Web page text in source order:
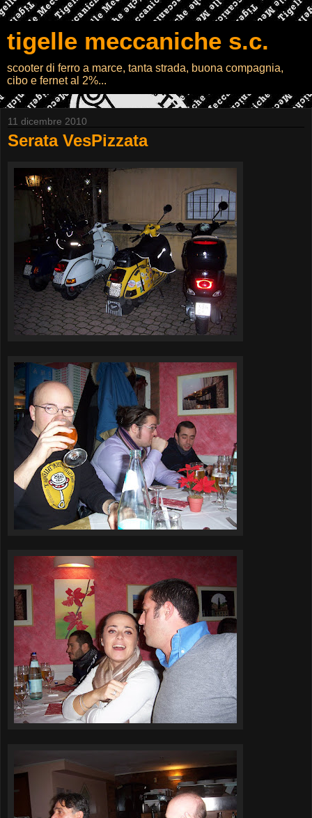
tigelle meccaniche s.c.
scooter di ferro a marce, tanta strada, buona compagnia,
cibo e fernet al 2%...
11 dicembre 2010
Serata VesPizzata